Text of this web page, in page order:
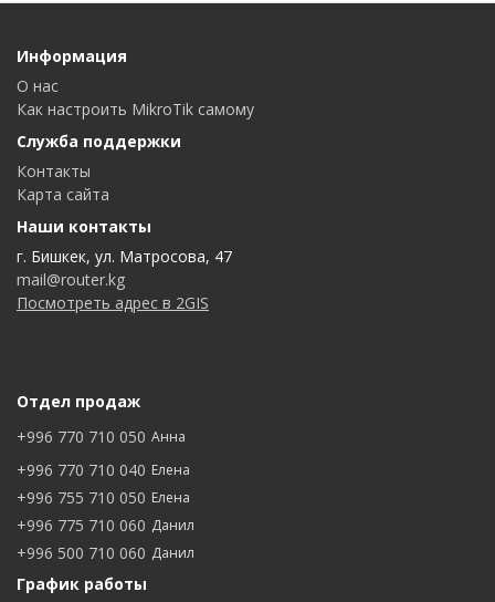
Информация
О нас
Как настроить MikroTik самому
Служба поддержки
Контакты
Карта сайта
Наши контакты
г. Бишкек, ул. Матросова, 47
mail@router.kg
Посмотреть адрес в 2GIS
Отдел продаж
+996 770 710 050 Анна
+996 770 710 040 Елена
+996 755 710 050 Елена
+996 775 710 060 Данил
+996 500 710 060 Данил
График работы